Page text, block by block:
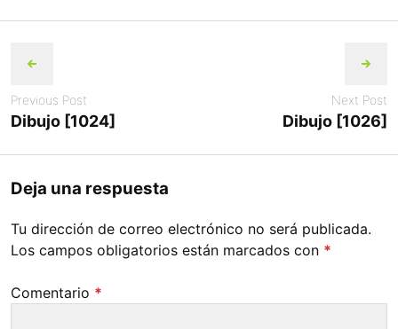
navigation
Previous Post
Dibujo [1024]
Next Post
Dibujo [1026]
Deja una respuesta
Tu dirección de correo electrónico no será publicada.
Los campos obligatorios están marcados con *
Comentario *